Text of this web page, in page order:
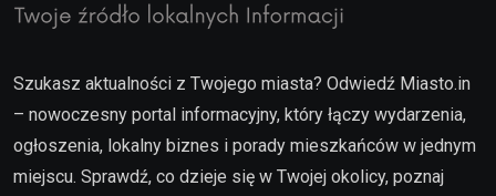
Szukasz aktualności z Twojego miasta? Odwiedź Miasto.in
– nowoczesny portal informacyjny, który łączy wydarzenia,
ogłoszenia, lokalny biznes i porady mieszkańców w jednym
miejscu. Sprawdź, co dzieje się w Twojej okolicy, poznaj